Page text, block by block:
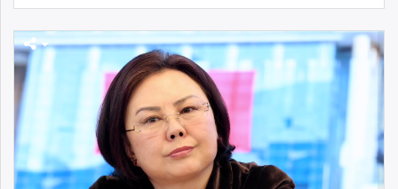
mminfo.mn
ugluu.mn
urlag.mn
unen.mn
asu.mn
shudarga.mn
shuurhai.mn